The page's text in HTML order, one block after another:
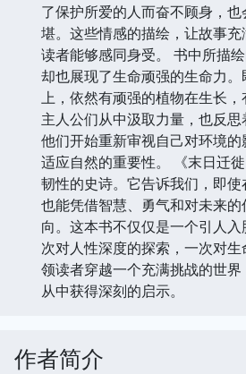
了保护所爱的人而奋不顾身，
堪。这些情感的描绘，让故事
读者能够感同身受。 书中所描
却也展现了生命顽强的生命力
上，依然有顽强的植物在生长，
主人公们从中汲取力量，也反思
他们开始重新审视自己对环境
适应自然的重要性。 《末日迁
韧性的史诗。它告诉我们，即
也能凭借智慧、勇气和对未来
向。这本书不仅仅是一个引人
次对人性深度的探索，一次对
领读者穿越一个充满挑战的世
从中获得深刻的启示。
作者简介